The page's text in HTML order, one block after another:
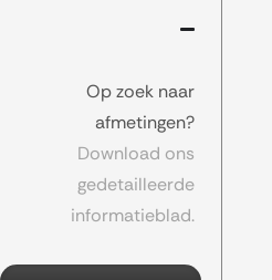
Op zoek naar
afmetingen?
Download ons
gedetailleerde
informatieblad.